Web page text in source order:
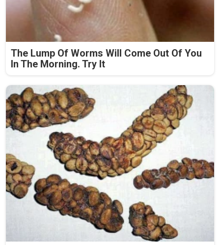
The Lump Of Worms Will Come Out Of You
In The Morning. Try It